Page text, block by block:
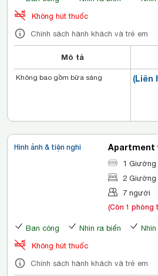
Không hút thuốc
Chính sách hành khách và trẻ em
Mô tả
(Liên
Không bao gồm bữa sáng
Hình ảnh & tiện nghi Apartment
1 Giường
2
7 người
(Còn 1 phòng
Ban công Nhìn ra biển
Không hút thuốc
Chính sách hành khách và trẻ em